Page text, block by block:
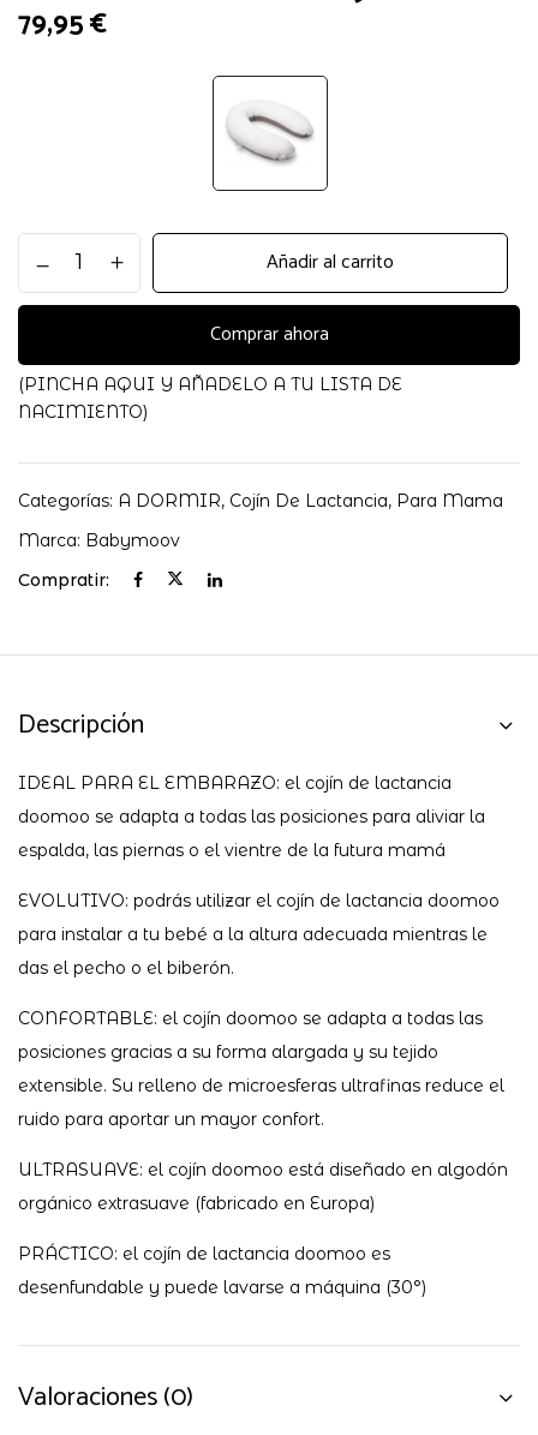
79,95€
de
Lactancia
Buddy
cantidad
Añadir al carrito
Comprar ahora
(PINCHA AQUI Y AÑADELO A TU LISTA DE
NACIMIENTO)
Categorías: A DORMIR, Cojín De Lactancia, Para Mama
Marca: Babymoov
Compratir:
Descripción
IDEAL PARA EL EMBARAZO: el cojín de lactancia
doomoo se adapta a todas las posiciones para aliviar la
espalda, las piernas o el vientre de la futura mamá
EVOLUTIVO: podrás utilizar el cojín de lactancia doomoo
para instalar a tu bebé a la altura adecuada mientras le
das el pecho o el biberón.
CONFORTABLE: el cojín doomoo se adapta a todas las
posiciones gracias a su forma alargada y su tejido
extensible. Su relleno de microesferas ultrafinas reduce el
ruido para aportar un mayor confort.
ULTRASUAVE: el cojín doomoo está diseñado en algodón
orgánico extrasuave (fabricado en Europa)
PRÁCTICO: el cojín de lactancia doomoo es
desenfundable y puede lavarse a máquina (30°)
Valoraciones (0)